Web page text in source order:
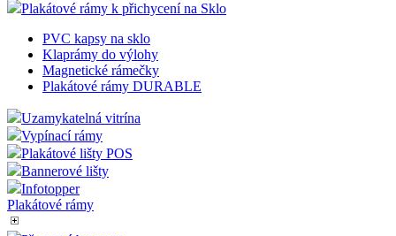
Plakátové rámy k přichycení na Sklo
PVC kapsy na sklo
Klaprámy do výlohy
Magnetické rámečky
Plakátové rámy DURABLE
Uzamykatelná vitrína
Vypínací rámy
Plakátové lišty POS
Bannerové lišty
Infotopper
Plakátové rámy